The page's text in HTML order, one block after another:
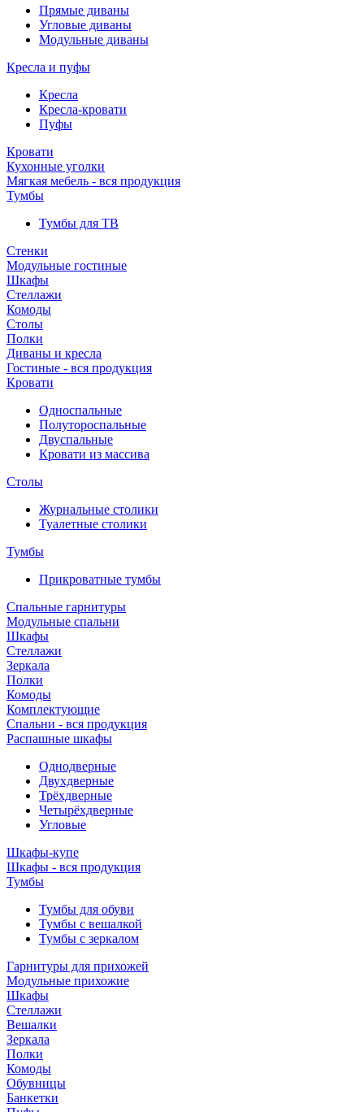
Прямые диваны
Угловые диваны
Модульные диваны
Кресла и пуфы
Кресла
Кресла-кровати
Пуфы
Кровати
Кухонные уголки
Мягкая мебель - вся продукция
Тумбы
Тумбы для ТВ
Стенки
Модульные гостиные
Шкафы
Стеллажи
Комоды
Столы
Полки
Диваны и кресла
Гостиные - вся продукция
Кровати
Односпальные
Полутороспальные
Двуспальные
Кровати из массива
Столы
Журнальные столики
Туалетные столики
Тумбы
Прикроватные тумбы
Спальные гарнитуры
Модульные спальни
Шкафы
Стеллажи
Зеркала
Полки
Комоды
Комплектующие
Спальни - вся продукция
Распашные шкафы
Однодверные
Двухдверные
Трёхдверные
Четырёхдверные
Угловые
Шкафы-купе
Шкафы - вся продукция
Тумбы
Тумбы для обуви
Тумбы с вешалкой
Тумбы с зеркалом
Гарнитуры для прихожей
Модульные прихожие
Шкафы
Стеллажи
Вешалки
Зеркала
Полки
Комоды
Обувницы
Банкетки